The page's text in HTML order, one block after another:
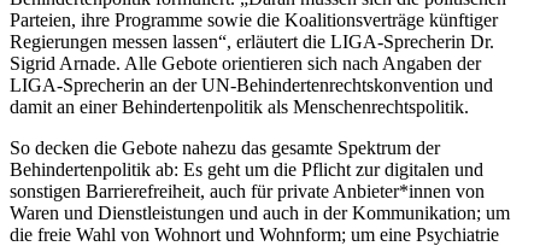
Parteien, ihre Programme sowie die Koalitionsverträge künftiger
Regierungen messen lassen“, erläutert die LIGA-Sprecherin Dr.
Sigrid Arnade. Alle Gebote orientieren sich nach Angaben der
LIGA-Sprecherin an der UN-Behindertenrechtskonvention und
damit an einer Behindertenpolitik als Menschenrechtspolitik.
So decken die Gebote nahezu das gesamte Spektrum der
Behindertenpolitik ab: Es geht um die Pflicht zur digitalen und
sonstigen Barrierefreiheit, auch für private Anbieter*innen von
Waren und Dienstleistungen und auch in der Kommunikation; um
die freie Wahl von Wohnort und Wohnform; um eine Psychiatrie